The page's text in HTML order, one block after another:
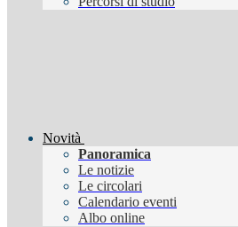
Novità
Panoramica
Le notizie
Le circolari
Calendario eventi
Albo online